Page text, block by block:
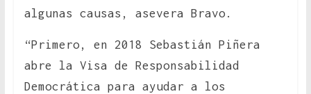
algunas causas, asevera Bravo.
“Primero, en 2018 Sebastián Piñera
abre la Visa de Responsabilidad
Democrática para ayudar a los